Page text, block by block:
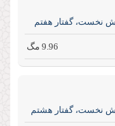
9.96 مگ